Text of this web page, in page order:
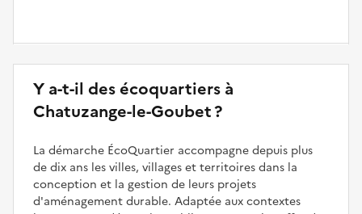
Y a-t-il des écoquartiers à
Chatuzange-le-Goubet ?
La démarche ÉcoQuartier accompagne depuis plus
de dix ans les villes, villages et territoires dans la
conception et la gestion de leurs projets
d'aménagement durable. Adaptée aux contextes